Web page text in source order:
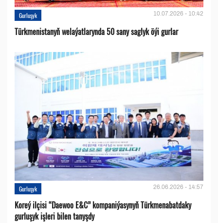
Gurluşyk 10.07.2026 - 10:42
Türkmenistanyň welaýatlarynda 50 sany saglyk öýi gurlar
Gurluşyk 26.06.2026 - 14:57
Koreý ilçisi “Daewoo E&C” kompaniýasynyň Türkmenabatdaky
gurluşyk işleri bilen tanyşdy